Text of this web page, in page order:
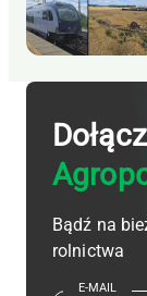
Bądź na
rolnictwa
E-MAIL